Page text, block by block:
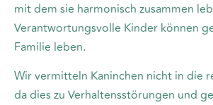
mit dem sie harmonisch zusammen
Verantwortungsvolle Kinder können
Familie leben.
Wir vermitteln Kaninchen nicht in die
da dies zu Verhaltensstörungen und